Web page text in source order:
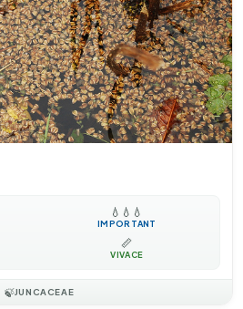
💧 💧 💧
IMPORTANT
📏
VIVACE
🍃JUNCACEAE